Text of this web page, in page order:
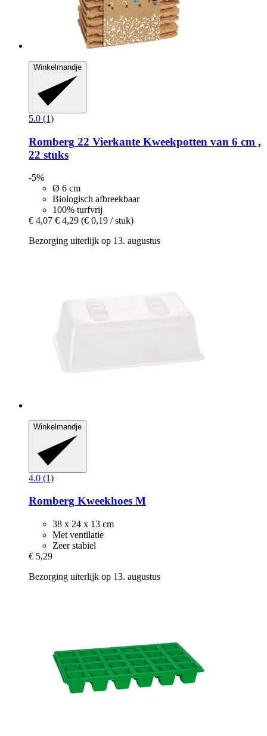
Winkelmandje
5.0 (1)
Romberg 22 Vierkante Kweekpotten van 6 cm ,
22 stuks
-5%
Ø 6 cm
Biologisch afbreekbaar
100% turfvrij
€ 4,07 € 4,29 (€ 0,19 / stuk)
Bezorging uiterlijk op 13. augustus
Winkelmandje
4.0 (1)
Romberg Kweekhoes M
38 x 24 x 13 cm
Met ventilatie
Zeer stabiel
€ 5,29
Bezorging uiterlijk op 13. augustus